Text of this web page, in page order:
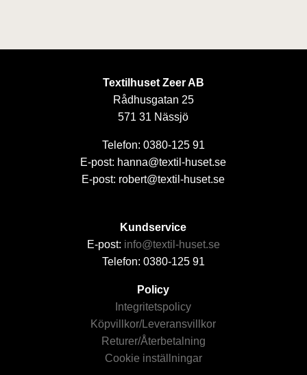
Textilhuset Zeer AB
Rådhusgatan 25
571 31 Nässjö
Telefon: 0380-125 91
E-post: hanna@textil-huset.se
E-post: robert@textil-huset.se
Kundservice
E-post: info@textil-huset.se
Telefon: 0380-125 91
Policy
Integritetspolicy
Köpvillkor/Leveransvillkor
Returer/Återbetalning
Cookie inställningar